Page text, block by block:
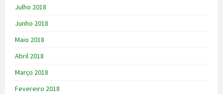
Julho 2018
Junho 2018
Maio 2018
Abril 2018
Março 2018
Fevereiro 2018